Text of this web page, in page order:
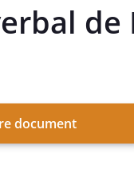
document